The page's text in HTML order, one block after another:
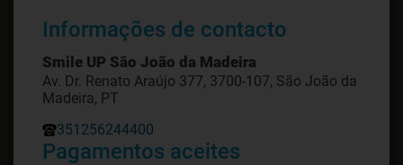
Informações de contacto
Smile UP São João da Madeira
Av. Dr. Renato Araújo 377, 3700-107, São João da
Madeira, PT
351256244400
Pagamentos aceites